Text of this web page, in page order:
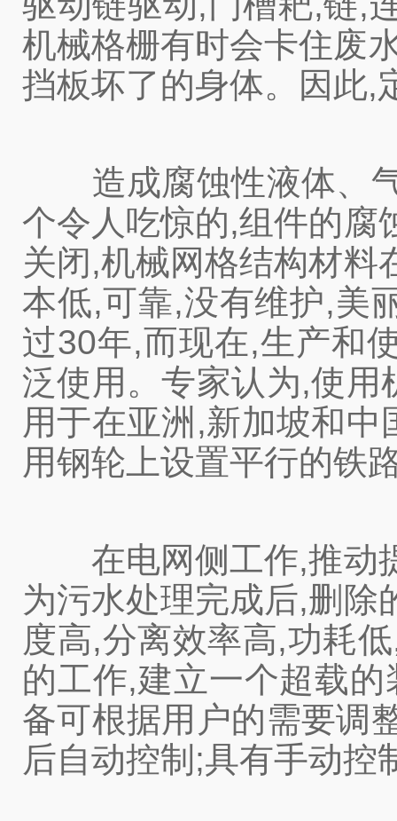
机械格栅有时会卡住废
挡板坏了的身体。因此,
造成腐蚀性液体、气
个令人吃惊的,组件的腐
关闭,机械网格结构材料
本低,可靠,没有维护,美
过30年,而现在,生产和
泛使用。专家认为,使用
用于在亚洲,新加坡和
用钢轮上设置平行的铁
在电网侧工作,推动提
为污水处理完成后,删除
度高,分离效率高,功耗
的工作,建立一个超载
备可根据用户的需要调
后自动控制;具有手动控